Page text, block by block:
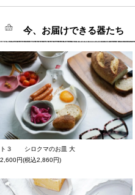
今、お届けできる器たち
ト３ シロクマのお皿 大
2,600円(税込2,860円)